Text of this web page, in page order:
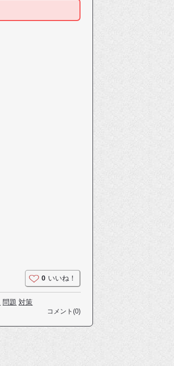
0 いいね！
問題 対策
コメント(0)